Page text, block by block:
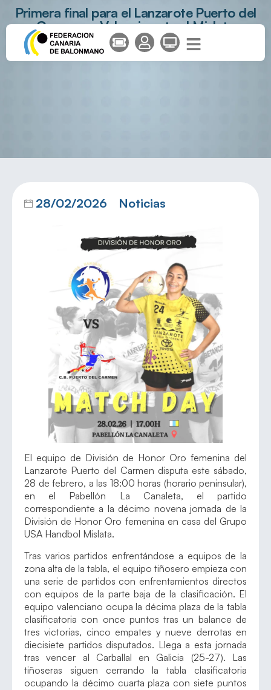
Primera final para el Lanzarote Puerto del
Carmenen Valencia ante el Mislata
28/02/2026 Noticias
El equipo de División de Honor Oro femenina del
Lanzarote Puerto del Carmen disputa este sábado,
28 de febrero, a las 18:00 horas (horario peninsular),
en el Pabellón La Canaleta, el partido
correspondiente a la décimo novena jornada de la
División de Honor Oro femenina en casa del Grupo
USA Handbol Mislata.
Tras varios partidos enfrentándose a equipos de la
zona alta de la tabla, el equipo tiñosero empieza con
una serie de partidos con enfrentamientos directos
con equipos de la parte baja de la clasificación. El
equipo valenciano ocupa la décima plaza de la tabla
clasificatoria con once puntos tras un balance de
tres victorias, cinco empates y nueve derrotas en
diecisiete partidos disputados. Llega a esta jornada
tras vencer al Carballal en Galicia (25-27). Las
tiñoseras siguen cerrando la tabla clasificatoria
ocupando la décimo cuarta plaza con siete puntos